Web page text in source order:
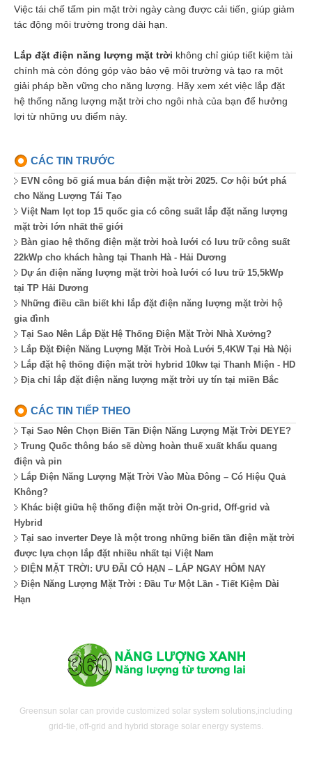
Việc tái chế tấm pin mặt trời ngày càng được cải tiến, giúp giảm
tác động môi trường trong dài hạn.
Lắp đặt điện năng lượng mặt trời không chỉ giúp tiết kiệm tài
chính mà còn đóng góp vào bảo vệ môi trường và tạo ra một
giải pháp bền vững cho năng lượng. Hãy xem xét việc lắp đặt
hệ thống năng lượng mặt trời cho ngôi nhà của bạn để hưởng
lợi từ những ưu điểm này.
CÁC TIN TRƯỚC
EVN công bố giá mua bán điện mặt trời 2025. Cơ hội bứt phá
cho Năng Lượng Tái Tạo
Việt Nam lọt top 15 quốc gia có công suất lắp đặt năng lượng
mặt trời lớn nhất thế giới
Bàn giao hệ thống điện mặt trời hoà lưới có lưu trữ công suất
22kWp cho khách hàng tại Thanh Hà - Hải Dương
Dự án điện năng lượng mặt trời hoà lưới có lưu trữ 15,5kWp
tại TP Hải Dương
Những điều cần biết khi lắp đặt điện năng lượng mặt trời hộ
gia đình
Tại Sao Nên Lắp Đặt Hệ Thống Điện Mặt Trời Nhà Xưởng?
Lắp Đặt Điện Năng Lượng Mặt Trời Hoà Lưới 5,4KW Tại Hà Nội
Lắp đặt hệ thống điện mặt trời hybrid 10kw tại Thanh Miện - HD
Địa chỉ lắp đặt điện năng lượng mặt trời uy tín tại miền Bắc
CÁC TIN TIẾP THEO
Tại Sao Nên Chọn Biến Tần Điện Năng Lượng Mặt Trời DEYE?
Trung Quốc thông báo sẽ dừng hoàn thuế xuất khẩu quang
điện và pin
Lắp Điện Năng Lượng Mặt Trời Vào Mùa Đông – Có Hiệu Quả
Không?
Khác biệt giữa hệ thống điện mặt trời On-grid, Off-grid và
Hybrid
Tại sao inverter Deye là một trong những biến tần điện mặt trời
được lựa chọn lắp đặt nhiều nhất tại Việt Nam
ĐIỆN MẶT TRỜI: ƯU ĐÃI CÓ HẠN – LẮP NGAY HÔM NAY
Điện Năng Lượng Mặt Trời : Đầu Tư Một Lần - Tiết Kiệm Dài
Hạn
Greensun solar can provide customized solar system solutions,including
grid-tie, off-grid and hybrid storage solar energy systems.